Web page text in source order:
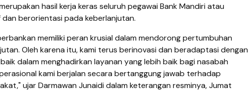
hasil kerja keras seluruh pegawai Bank Mandiri atau
berorientasi pada keberlanjutan.
memiliki peran krusial dalam mendorong pertumbuhan
Oleh karena itu, kami terus berinovasi dan beradaptasi dengan
dalam menghadirkan layanan yang lebih baik bagi nasabah
kami berjalan secara bertanggung jawab terhadap
ujar Darmawan Junaidi dalam keterangan resminya, Jumat